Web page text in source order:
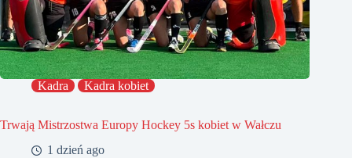
Kadra Kadra kobiet
Trwają Mistrzostwa Europy Hockey 5s kobiet w Wałczu
1 dzień ago